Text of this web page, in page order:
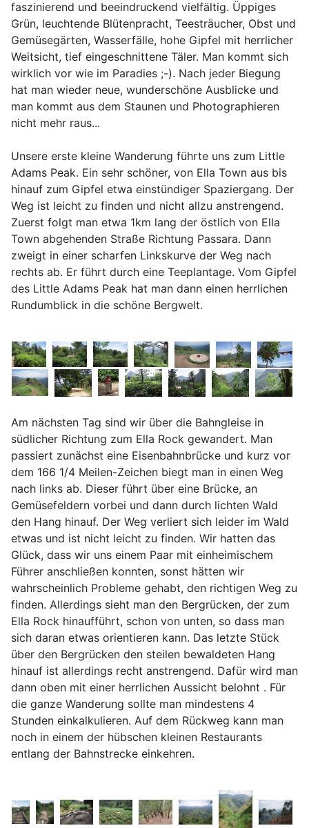
faszinierend und beeindruckend vielfältig. Üppiges
Grün, leuchtende Blütenpracht, Teesträucher, Obst und
Gemüsegärten, Wasserfälle, hohe Gipfel mit herrlicher
Weitsicht, tief eingeschnittene Täler. Man kommt sich
wirklich vor wie im Paradies ;-). Nach jeder Biegung
hat man wieder neue, wunderschöne Ausblicke und
man kommt aus dem Staunen und Photographieren
nicht mehr raus...
Unsere erste kleine Wanderung führte uns zum Little
Adams Peak. Ein sehr schöner, von Ella Town aus bis
hinauf zum Gipfel etwa einstündiger Spaziergang. Der
Weg ist leicht zu finden und nicht allzu anstrengend.
Zuerst folgt man etwa 1km lang der östlich von Ella
Town abgehenden Straße Richtung Passara. Dann
zweigt in einer scharfen Linkskurve der Weg nach
rechts ab. Er führt durch eine Teeplantage. Vom Gipfel
des Little Adams Peak hat man dann einen herrlichen
Rundumblick in die schöne Bergwelt.
Am nächsten Tag sind wir über die Bahngleise in
südlicher Richtung zum Ella Rock gewandert. Man
passiert zunächst eine Eisenbahnbrücke und kurz vor
dem 166 1/4 Meilen-Zeichen biegt man in einen Weg
nach links ab. Dieser führt über eine Brücke, an
Gemüsefeldern vorbei und dann durch lichten Wald
den Hang hinauf. Der Weg verliert sich leider im Wald
etwas und ist nicht leicht zu finden. Wir hatten das
Glück, dass wir uns einem Paar mit einheimischem
Führer anschließen konnten, sonst hätten wir
wahrscheinlich Probleme gehabt, den richtigen Weg zu
finden. Allerdings sieht man den Bergrücken, der zum
Ella Rock hinaufführt, schon von unten, so dass man
sich daran etwas orientieren kann. Das letzte Stück
über den Bergrücken den steilen bewaldeten Hang
hinauf ist allerdings recht anstrengend. Dafür wird man
dann oben mit einer herrlichen Aussicht belohnt . Für
die ganze Wanderung sollte man mindestens 4
Stunden einkalkulieren. Auf dem Rückweg kann man
noch in einem der hübschen kleinen Restaurants
entlang der Bahnstrecke einkehren.